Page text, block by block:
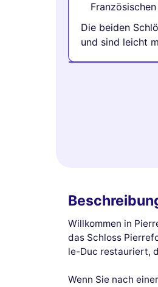
Die beiden
und sind leicht
Willkommen in
das Schloss
le-Duc restauriert,
Wenn Sie nach